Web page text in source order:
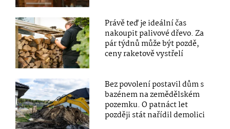
Právě teď je ideální čas
nakoupit palivové dřevo. Za
pár týdnů může být pozdě,
ceny raketově vystřelí
Bez povolení postavil dům s
bazénem na zemědělském
pozemku. O patnáct let
později stát nařídil demolici